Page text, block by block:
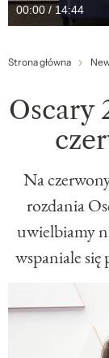
00:00 / 14:44
Strona główna
Oscary
Na
rozdania
uwielbiamy
wspaniale